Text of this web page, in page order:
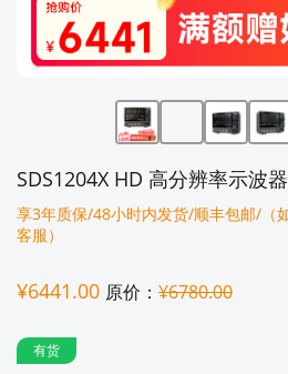
SDS1204X HD 高分辨率示波
享3年质保/48小时内发货/顺丰包邮/（
客服）
¥6441.00 原价： ¥6780.00
有货